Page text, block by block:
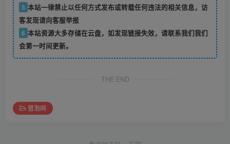
5 本站一律禁止以任何方式发布或转载任何违法的相关信息，访
客发现请向客服举报
6 本站资源大多存储在云盘，如发现链接失效，请联系我们我们
会第一时间更新。
THE END
冒泡网